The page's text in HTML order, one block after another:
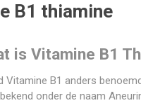
B1 thiamine
is Vitamine B1
Vitamine B1 anders
onder de naam